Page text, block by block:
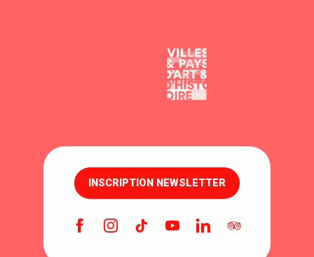
INSCRIPTION NEWSLETTER